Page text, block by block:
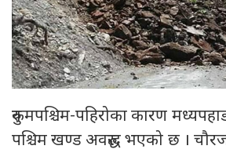
रुकुमपश्चिम-पहिरोका कारण
पश्चिम खण्ड अवरुद्ध भएको छ ।